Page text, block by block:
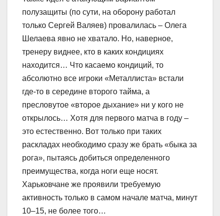
полузащиты (по сути, на оборону работал
только Сергей Валяев) провалилась – Олега
Шелаева явно не хватало. Но, наверное,
тренеру виднее, кто в каких кондициях
находится… Что касаемо кондиций, то
абсолютно все игроки «Металлиста» встали
где-то в середине второго тайма, а
пресловутое «второе дыхание» ни у кого не
открылось… Хотя для первого матча в году –
это естественно. Вот только при таких
раскладах необходимо сразу же брать «быка за
рога», пытаясь добиться определенного
преимущества, когда ноги еще носят.
Харьковчане же проявили требуемую
активность только в самом начале матча, минут
10–15, не более того…